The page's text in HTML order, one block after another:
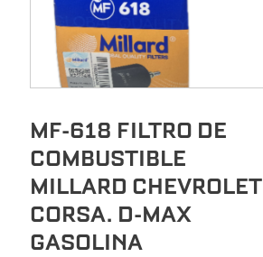
MF-618 FILTRO DE
COMBUSTIBLE
MILLARD CHEVROLET
CORSA. D-MAX
GASOLINA